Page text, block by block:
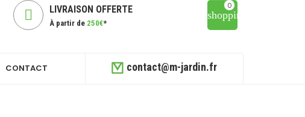
 LIVRAISON OFFERTE
À partir de 250€*
shopping_cart
0
CONTACT contact@m-jardin.fr